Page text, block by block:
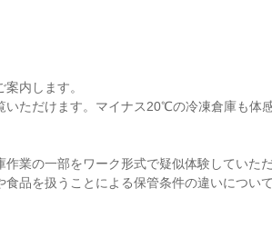
内します。
いただけます。マイナス20℃の冷凍倉庫も体
業の一部をワーク形式で疑似体験していた
品を扱うことによる保管条件の違いについ